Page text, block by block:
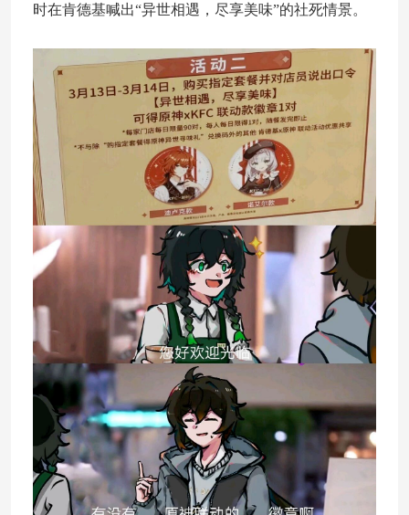
时在肯德基喊出“异世相遇，尽享美味”的社死情景。